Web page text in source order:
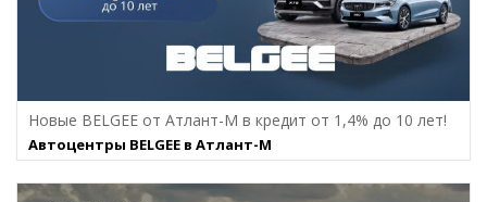
Новые BELGEE от Атлант-М в кредит от 1,4% до 10 лет!
Автоцентры BELGEE в Атлант-М